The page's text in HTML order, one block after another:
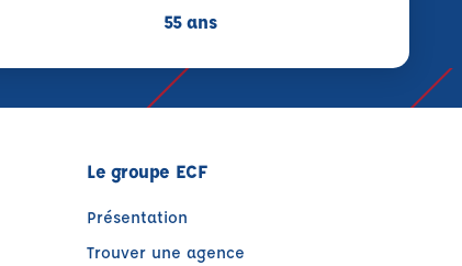
55 ans
Le groupe ECF
Présentation
Trouver une agence